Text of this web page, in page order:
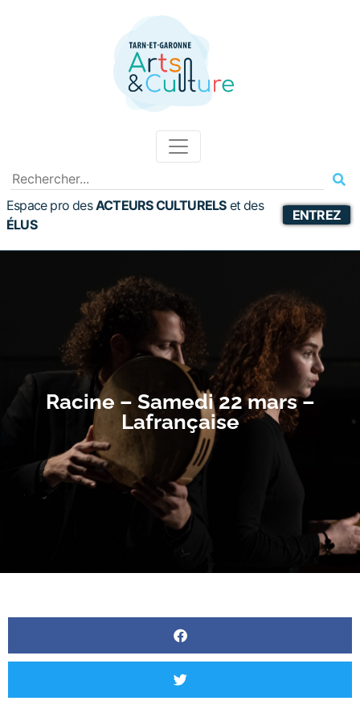
Espace pro desACTEURS CULTURELS etdes
ÉLUS
ENTREZ
Racine – Samedi 22 mars –
Lafrançaise